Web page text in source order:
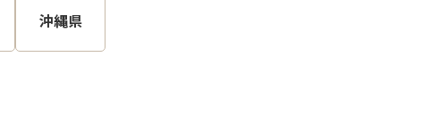
沖縄県